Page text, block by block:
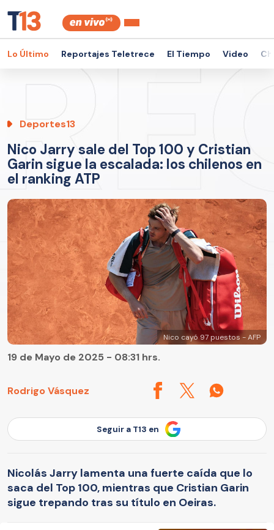
Lo Último Reportajes Teletrece El Tiempo Video
Deportes13
Nico Jarry sale del Top 100 y Cristian
Garin sigue la escalada: los chilenos en
el ranking ATP
Nico cayó 97 puestos - AFP
Rodrigo Vásquez
19 de Mayo de 2025 - 08:31 hrs.
Seguir a T13 en
Nicolás Jarry lamenta una fuerte caída que lo
saca del Top 100, mientras que Cristian Garin
sigue trepando tras su título en Oeiras.